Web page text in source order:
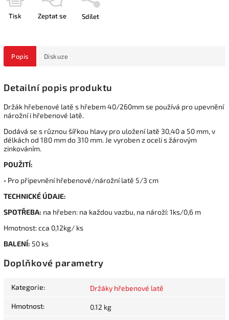
Tisk Zeptat se Sdílet
Popis Diskuze
Detailní popis produktu
Držák hřebenové latě s hřebem 40/260mm se používá pro upevnění
nárožní i hřebenové latě.
Dodává se s různou šířkou hlavy pro uložení latě 30,40 a 50 mm, v
délkách od 180 mm do 310 mm. Je vyroben z oceli s žárovým
zinkováním.
POUŽITÍ:
• Pro připevnění hřebenové/nárožní latě 5/3 cm
TECHNICKÉ ÚDAJE:
SPOTŘEBA: na hřeben: na každou vazbu, na nároží: 1ks/0,6 m
Hmotnost: cca 0,12kg/ ks
BALENÍ: 50 ks
Doplňkové parametry
Kategorie: Držáky hřebenové latě
Hmotnost: 0.12 kg